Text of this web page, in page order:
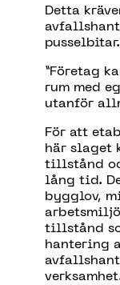
Detta
pusselbitar.
”Företag
rum med
utanför
För att
här slaget
tillstånd
lång tid.
bygglov,
tillstånd
hantering